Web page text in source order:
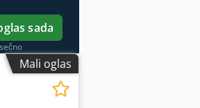
sada
Mali oglas